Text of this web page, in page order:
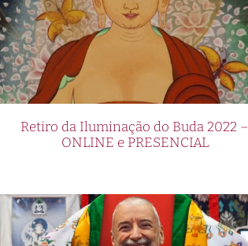
Retiro da Iluminação do Buda 2022 –
ONLINE e PRESENCIAL